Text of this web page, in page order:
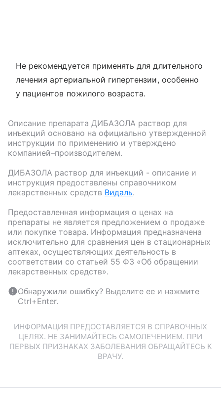
Не рекомендуется применять для длительного
лечения артериальной гипертензии, особенно
у пациентов пожилого возраста.
Описание препарата ДИБАЗОЛА раствор для
инъекций основано на официально утвержденной
инструкции по применению и утверждено
компанией–производителем.
ДИБАЗОЛА раствор для инъекций - описание и
инструкция предоставлены справочником
лекарственных средств Видаль.
Предоставленная информация о ценах на
препараты не является предложением о продаже
или покупке товара. Информация предназначена
исключительно для сравнения цен в стационарных
аптеках, осуществляющих деятельность в
соответствии со статьей 55 ФЗ «Об обращении
лекарственных средств».
Обнаружили ошибку? Выделите ее и нажмите
Ctrl+Enter.
ИНФОРМАЦИЯ ПРЕДОСТАВЛЯЕТСЯ В СПРАВОЧНЫХ
ЦЕЛЯХ. НЕ ЗАНИМАЙТЕСЬ САМОЛЕЧЕНИЕМ. ПРИ
ПЕРВЫХ ПРИЗНАКАХ ЗАБОЛЕВАНИЯ ОБРАЩАЙТЕСЬ К
ВРАЧУ.